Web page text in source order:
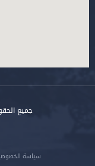
جميع
سياسة